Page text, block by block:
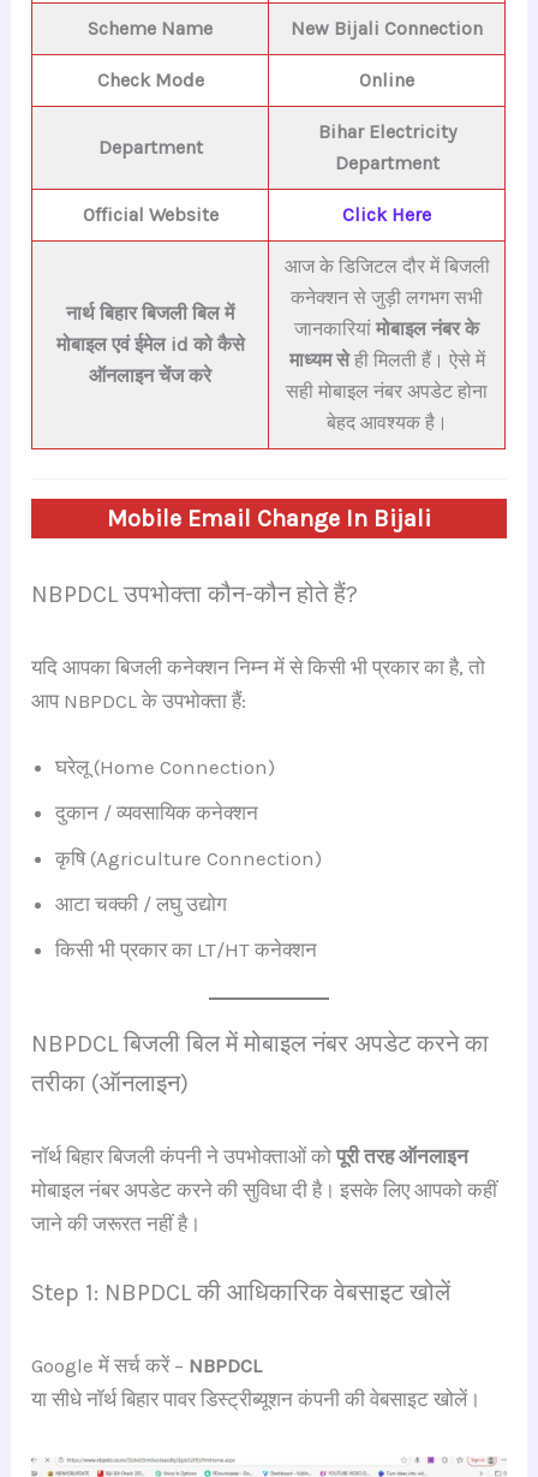
Scheme Name New Bijali Connection
Check Mode Online
Department
Bihar Electricity
Department
Official Website Click Here
नार्थ बिहार बिजली बिल में
मोबाइल एवं ईमेल id को कैसे
ऑनलाइन चेंज करे
आज के डिजिटल दौर में बिजली
कनेक्शन से जुड़ी लगभग सभी
जानकारियांमोबाइल नंबर के
माध्यम सेही मिलती हैं। ऐसे में
सही मोबाइल नंबर अपडेट होना
बेहद आवश्यक है।
Mobile Email Change In Bijali
NBPDCL उपभोक्ता कौन-कौन होते हैं?
यदि आपका बिजली कनेक्शन निम्न में से किसी भी प्रकार का है, तो
आप NBPDCL के उपभोक्ता हैं:
घरेलू (Home Connection)
दुकान / व्यवसायिक कनेक्शन
कृषि (Agriculture Connection)
आटा चक्की / लघु उद्योग
किसी भी प्रकार का LT/HT कनेक्शन
NBPDCL बिजली बिल में मोबाइल नंबर अपडेट करने का
तरीका (ऑनलाइन)
नॉर्थ बिहार बिजली कंपनी ने उपभोक्ताओं कोपूरी तरह ऑनलाइन
मोबाइल नंबर अपडेट करने की सुविधा दी है। इसके लिए आपको कहीं
जाने की जरूरत नहीं है।
Step 1: NBPDCL की आधिकारिक वेबसाइट खोलें
Google में सर्च करें – NBPDCL
या सीधे नॉर्थ बिहार पावर डिस्ट्रीब्यूशन कंपनी की वेबसाइट खोलें।